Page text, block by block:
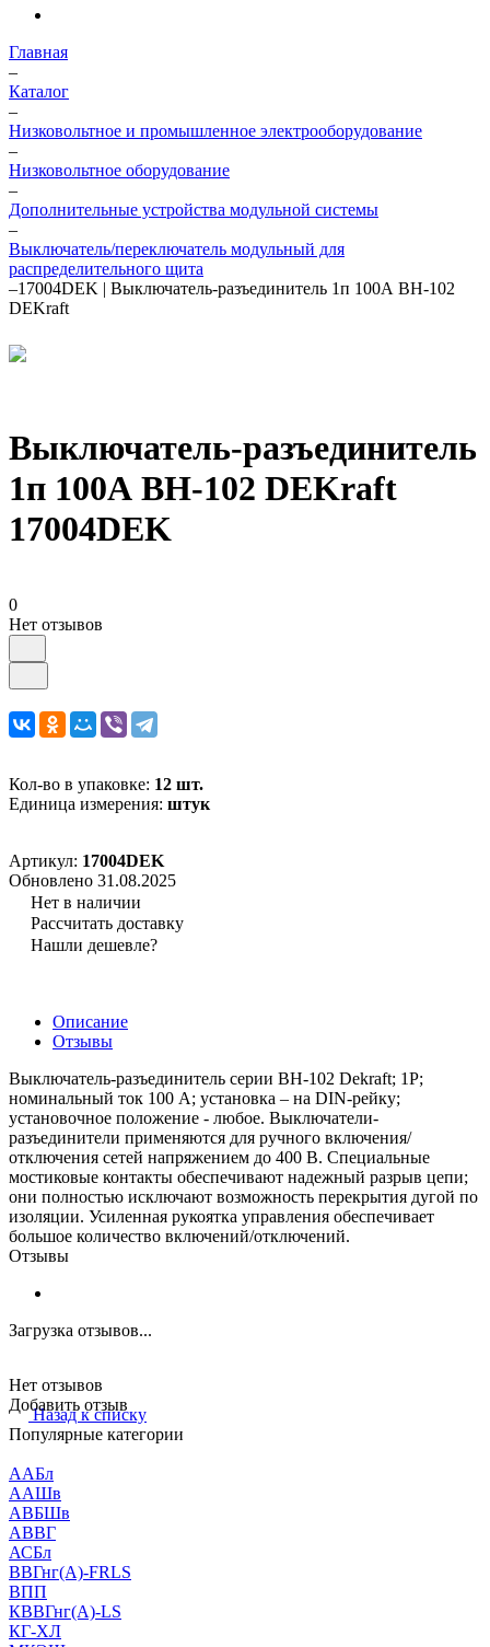
Главная
–
Каталог
–
Низковольтное и промышленное электрооборудование
–
Низковольтное оборудование
–
Дополнительные устройства модульной системы
–
Выключатель/переключатель модульный для
распределительного щита
–17004DEK | Выключатель-разъединитель 1п 100А ВН-102
DEKraft
Выключатель-разъединитель
1п 100А ВН-102 DEKraft
17004DEK
0
Нет отзывов
Кол-во в упаковке: 12 шт.
Единица измерения: штук
Артикул: 17004DEK
Обновлено 31.08.2025
Нет в наличии
Рассчитать доставку
Нашли дешевле?
Описание
Отзывы
Выключатель-разъединитель серии ВН-102 Dekraft; 1P;
номинальный ток 100 А; установка – на DIN-рейку;
установочное положение - любое. Выключатели-
разъединители применяются для ручного включения/
отключения сетей напряжением до 400 В. Специальные
мостиковые контакты обеспечивают надежный разрыв цепи;
они полностью исключают возможность перекрытия дугой по
изоляции. Усиленная рукоятка управления обеспечивает
большое количество включений/отключений.
Отзывы
Загрузка отзывов...
Нет отзывов
Добавить отзыв
Назад к списку
Популярные категории
ААБл
ААШв
АВБШв
АВВГ
АСБл
ВВГнг(А)-FRLS
ВПП
КВВГнг(А)-LS
КГ-ХЛ